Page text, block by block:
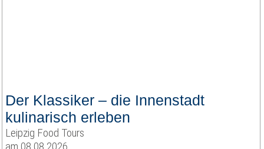
Der Klassiker – die Innenstadt
kulinarisch erleben
Leipzig Food Tours